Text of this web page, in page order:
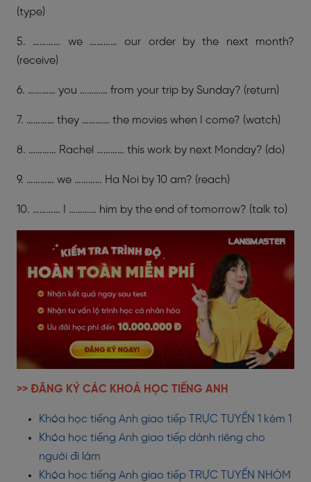
(type)
5. ………… we ………… our order by the next month?
(receive)
6. ………… you ………… from your trip by Sunday? (return)
7. ………… they ………… the movies when I come? (watch)
8. ………… Rachel ………… this work by next Monday? (do)
9. ………… we ………… Ha Noi by 10 am? (reach)
10. ………… I ………… him by the end of tomorrow? (talk to)
>> ĐĂNG KÝ CÁC KHOÁ HỌC TIẾNG ANH
Khóa học tiếng Anh giao tiếp TRỰC TUYẾN 1 kèm 1
Khóa học tiếng Anh giao tiếp dành riêng cho
người đi làm
Khóa học tiếng Anh giao tiếp TRỰC TUYẾN NHÓM